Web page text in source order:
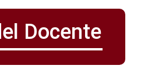
Docente